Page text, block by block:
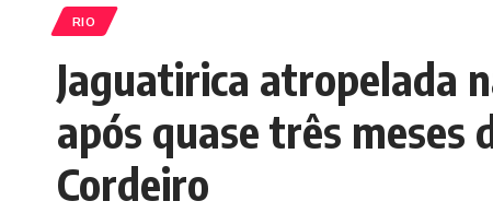
RIO
Jaguatirica atropelada
após quase três meses
Cordeiro